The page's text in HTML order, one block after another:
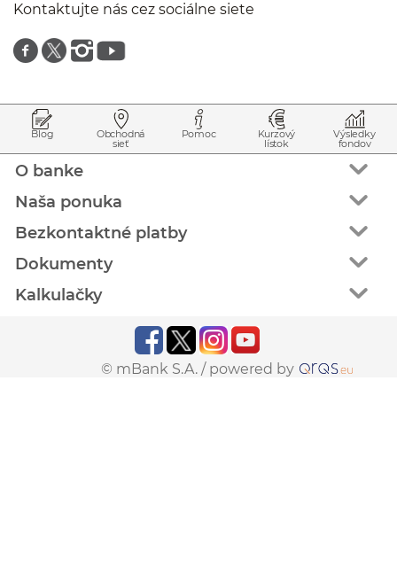
Kontaktujte nás cez sociálne siete
Znajdź nas na facebooku
Znajdź nas na twitterze
Znajdź nas na instagramie
Znajdź nas na youtube
Blog Obchodná
sieť
Pomoc Kurzový
lístok
Výsledky
fondov
O banke
Naša ponuka
Bezkontaktné platby
Dokumenty
Kalkulačky
© mBank S.A. / powered by